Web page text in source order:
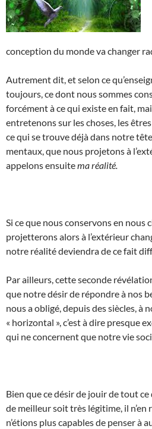
conception du monde va changer
Autrement dit, et selon ce
toujours, ce dont nous sommes
forcément à ce qui existe en fait,
entretenons sur les choses, les
ce qui se trouve déjà dans notre
mentaux, que nous projetons à
appelons ensuitema réalité.
Si ce que nous conservons en nous
projetterons alors à l’extérieur
notre réalité deviendra de ce fait
Par ailleurs, cette seconde
que notre désir de répondre à nos
nous a obligé, depuis des siècles, à
« horizontal », c’est à dire presque
qui ne concernent que notre vie
Bien que ce désir de jouir de tout
de meilleur soit très légitime, il n’en
n’étions plus capables de penser à